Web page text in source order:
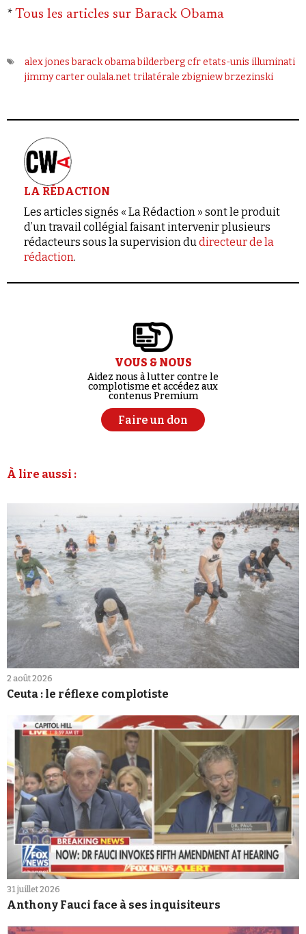
* Tous les articles sur Barack Obama
alex jones barack obamabilderberg cfr etats-unis illuminati
jimmy carter oulala.net trilatérale zbigniew brzezinski
LA RÉDACTION
Les articles signés « La Rédaction » sont le produit
d’un travail collégial faisant intervenir plusieurs
rédacteurs sous la supervision dudirecteur de la
rédaction.
VOUS & NOUS
Aidez nous à lutter contre le
complotisme et accédez aux
contenus Premium
Faire un don
À lire aussi :
2 août 2026
Ceuta : le réflexe complotiste
31 juillet 2026
Anthony Fauci face à ses inquisiteurs